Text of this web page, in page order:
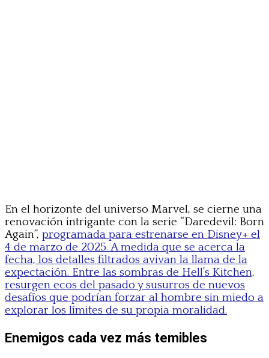
En el horizonte del universo Marvel, se cierne una
renovación intrigante con la serie “Daredevil: Born
Again”, programada para estrenarse en Disney+ el
4 de marzo de 2025. A medida que se acerca la
fecha, los detalles filtrados avivan la llama de la
expectación. Entre las sombras de Hell’s Kitchen,
resurgen ecos del pasado y susurros de nuevos
desafíos que podrían forzar al hombre sin miedo a
explorar los límites de su propia moralidad.
Enemigos cada vez más temibles